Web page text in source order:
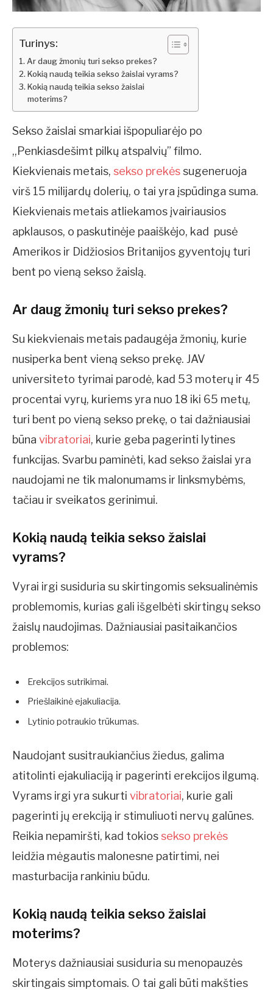
Turinys:
Ar daug žmonių turi sekso prekes?
Kokią naudą teikia sekso žaislai vyrams?
Kokią naudą teikia sekso žaislai
moterims?
Sekso žaislai smarkiai išpopuliarėjo po
,,Penkiasdešimt pilkų atspalvių” filmo.
Kiekvienais metais, sekso prekėssugeneruoja
virš 15 milijardų dolerių, o tai yra įspūdinga suma.
Kiekvienais metais atliekamos įvairiausios
apklausos, o paskutinėje paaiškėjo, kad pusė
Amerikos ir Didžiosios Britanijos gyventojų turi
bent po vieną sekso žaislą.
Ar daug žmonių turi sekso prekes?
Su kiekvienais metais padaugėja žmonių, kurie
nusiperka bent vieną sekso prekę. JAV
universiteto tyrimai parodė, kad 53 moterų ir 45
procentai vyrų, kuriems yra nuo 18 iki 65 metų,
turi bent po vieną sekso prekę, o tai dažniausiai
būna vibratoriai, kurie geba pagerinti lytines
funkcijas. Svarbu paminėti, kad sekso žaislai yra
naudojami ne tik malonumams ir linksmybėms,
tačiau ir sveikatos gerinimui.
Kokią naudą teikia sekso žaislai
vyrams?
Vyrai irgi susiduria su skirtingomis seksualinėmis
problemomis, kurias gali išgelbėti skirtingų sekso
žaislų naudojimas. Dažniausiai pasitaikančios
problemos:
Erekcijos sutrikimai.
Priešlaikinė ejakuliacija.
Lytinio potraukio trūkumas.
Naudojant susitraukiančius žiedus, galima
atitolinti ejakuliaciją ir pagerinti erekcijos ilgumą.
Vyrams irgi yra sukurti vibratoriai, kurie gali
pagerinti jų erekciją ir stimuliuoti nervų galūnes.
Reikia nepamiršti, kad tokiossekso prekės
leidžia mėgautis malonesne patirtimi, nei
masturbacija rankiniu būdu.
Kokią naudą teikia sekso žaislai
moterims?
Moterys dažniausiai susiduria su menopauzės
skirtingais simptomais. O tai gali būti makšties